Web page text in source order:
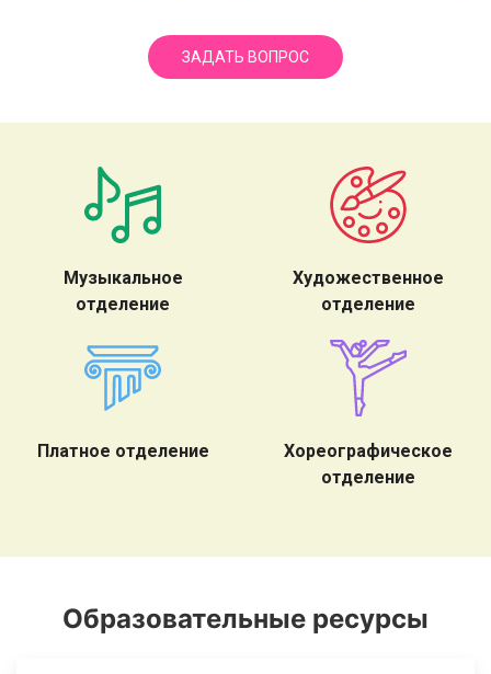
ЗАДАТЬ ВОПРОС
Музыкальное
отделение
Художественное
отделение
Платное отделение
Хореографическое
отделение
Образовательные ресурсы